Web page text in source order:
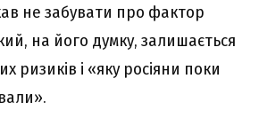
не забувати про фактор
на його думку, залишається
ризиків і «яку росіяни поки